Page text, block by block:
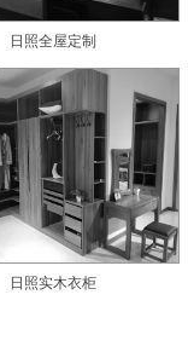
日照全屋定制
日照实木衣柜